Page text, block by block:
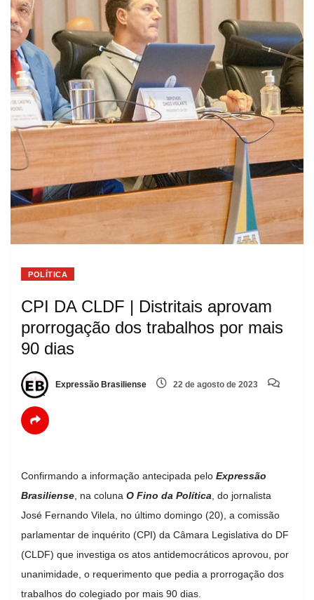
POLÍTICA
CPI DA CLDF | Distritais aprovam
prorrogação dos trabalhos por mais
90 dias
Expressão Brasiliense 22 de agosto de 2023
Confirmando a informação antecipada pelo Expressão
Brasiliense , na coluna O Fino da Política , do jornalista
José Fernando Vilela, no último domingo (20), a comissão
parlamentar de inquérito (CPI) da Câmara Legislativa do DF
(CLDF) que investiga os atos antidemocráticos aprovou, por
unanimidade, o requerimento que pedia a prorrogação dos
trabalhos do colegiado por mais 90 dias.